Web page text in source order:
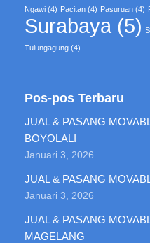
Ngawi (4) Pacitan (4) Pasuruan (4)
Surabaya (5)
Tulungagung (4)
Pos-pos Terbaru
JUAL & PASANG
BOYOLALI
Januari 3, 2026
JUAL & PASANG
Januari 3, 2026
JUAL & PASANG
MAGELANG